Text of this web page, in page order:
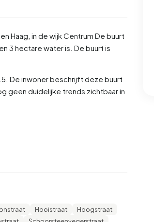
Haag , in de wijkCentrum De buurt
3 hectare water is. De buurt is
De inwoner beschrijft deze buurt
geen duidelijke trends zichtbaar in
tot 25 jaar', 13,2% voor '65 jaar
26,0% huishoudens
Hooistraat
Hoogstraat